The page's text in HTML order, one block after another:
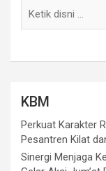
KBM
Perkuat Karakter
Pesantren Kilat
Sinergi Menjaga